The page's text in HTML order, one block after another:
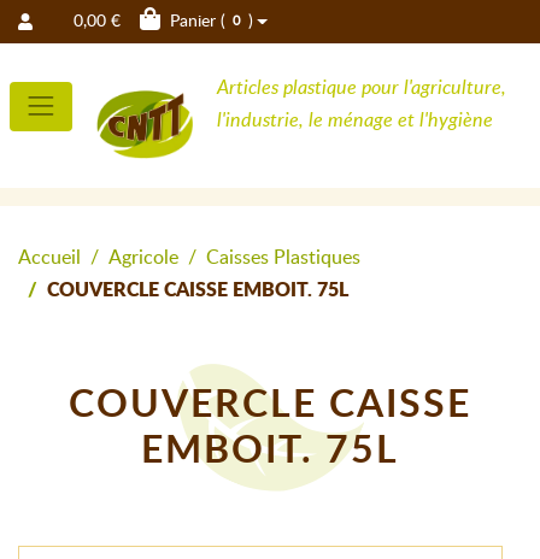
0,00 € Panier ( 0 )
Articles plastique pour l'agriculture,
l'industrie, le ménage et l'hygiène
Accueil Agricole
Caisses Plastiques
COUVERCLE CAISSE EMBOIT. 75L
COUVERCLE CAISSE
EMBOIT. 75L